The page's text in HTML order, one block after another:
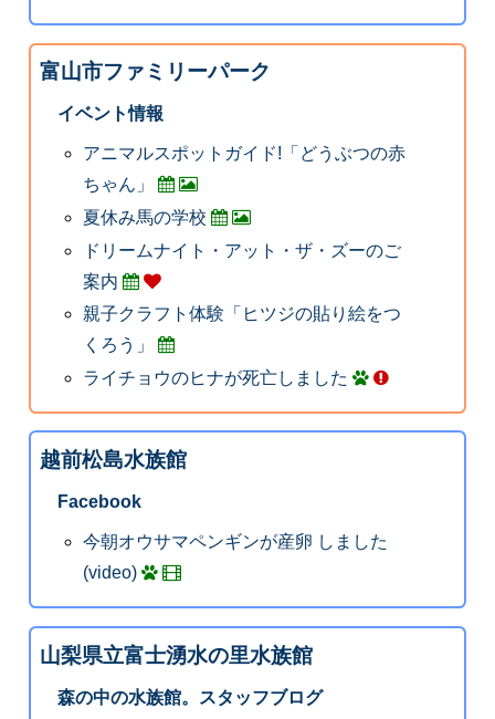
富山市ファミリーパーク
イベント情報
アニマルスポットガイド!「どうぶつの赤
ちゃん」
夏休み馬の学校
ドリームナイト・アット・ザ・ズーのご
案内
親子クラフト体験「ヒツジの貼り絵をつ
くろう」
ライチョウのヒナが死亡しました
越前松島水族館
Facebook
今朝オウサマペンギンが産卵 しました
(video)
山梨県立富士湧水の里水族館
森の中の水族館。スタッフブログ